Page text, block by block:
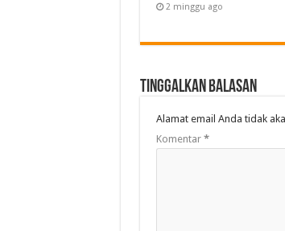
2 minggu ago
Tinggalkan Balasan
Alamat email Anda tidak
Komentar *